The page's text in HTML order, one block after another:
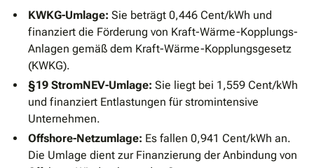
KWKG-Umlage: Sie beträgt 0,446 Cent/kWh und
finanziert die Förderung von Kraft-Wärme-Kopplungs-
Anlagen gemäß dem Kraft-Wärme-Kopplungsgesetz
(KWKG).
§19 StromNEV-Umlage: Sie liegt bei 1,559 Cent/kWh
und finanziert Entlastungen für stromintensive
Unternehmen.
Offshore-Netzumlage: Es fallen 0,941 Cent/kWh an.
Die Umlage dient zur Finanzierung der Anbindung von